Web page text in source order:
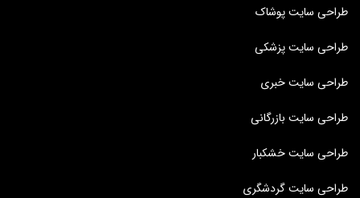
طراحی سایت پوشاک
طراحی سایت پزشکی
طراحی سایت خبری
طراحی سایت بازرگانی
طراحی سایت خشکبار
طراحی سایت گردشگری